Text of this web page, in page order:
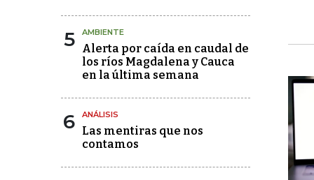
5 AMBIENTE
Alerta por caída en caudal de
los ríos Magdalena y Cauca
en la última semana
6 ANÁLISIS
Las mentiras que nos
contamos